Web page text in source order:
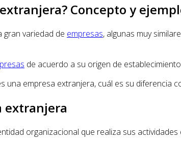
Concepto y
gran variedad de empresas, algunas muy
de acuerdo a su origen de
una empresa extranjera, cuál es su diferencia
extranjera
organizacional que realiza sus